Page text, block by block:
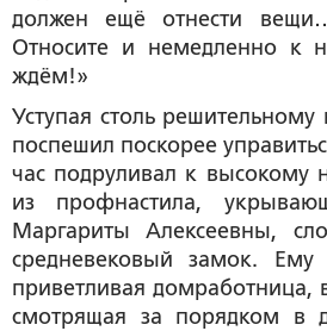
должен ещё отнести
Относите и немедленно к
ждём!»
Уступая столь
поспешил поскорее
час подруливал к высокому
из профнастила,
Маргариты Алексеевны,
средневековый замок. Ему
приветливая домработница, в
смотрящая за порядком в